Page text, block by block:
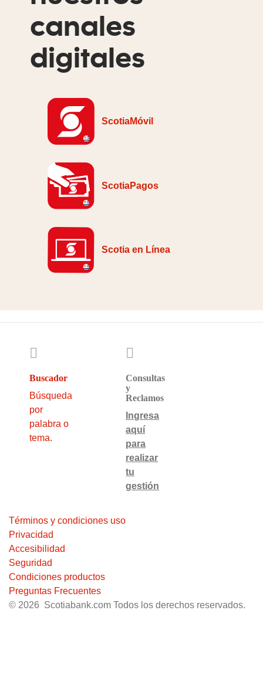
canales
digitales
ScotiaMóvil
ScotiaPagos
Scotia en Línea
Buscador
Búsqueda
por
palabra o
tema.
Consultas
y
Reclamos
Ingresa
aquí
para
realizar
tu
gestión
Términos y condiciones uso
Privacidad
Accesibilidad
Seguridad
Condiciones productos
Preguntas Frecuentes
© 2026 Scotiabank.com Todos los derechos reservados.